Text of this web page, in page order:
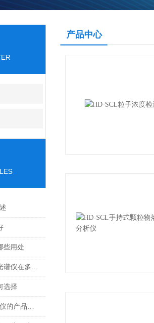
些用处
火焰石墨炉原子吸收光谱仪在多个领域有重要作用
选择
cod水质在线自动监测仪的产品优势
产品中心